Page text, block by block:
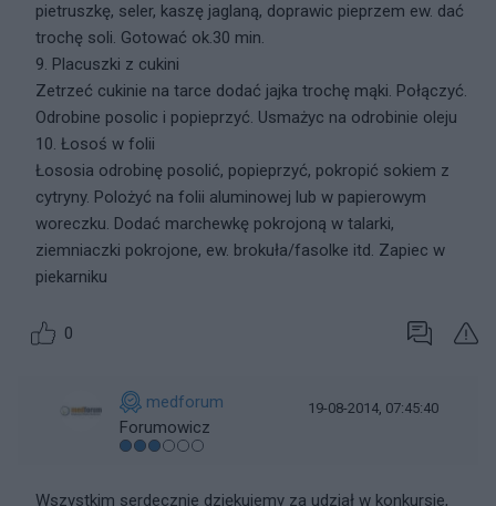
pietruszkę, seler, kaszę jaglaną, doprawic pieprzem ew. dać
trochę soli. Gotować ok.30 min.
9. Placuszki z cukini
Zetrzeć cukinie na tarce dodać jajka trochę mąki. Połączyć.
Odrobine posolic i popieprzyć. Usmażyc na odrobinie oleju
10. Łosoś w folii
Łososia odrobinę posolić, popieprzyć, pokropić sokiem z
cytryny. Polożyć na folii aluminowej lub w papierowym
woreczku. Dodać marchewkę pokrojoną w talarki,
ziemniaczki pokrojone, ew. brokuła/fasolke itd. Zapiec w
piekarniku
0
medforum
Forumowicz
19-08-2014, 07:45:40
Wszystkim serdecznie dziękujemy za udział w konkursie,